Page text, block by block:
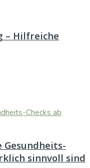
– Hilfreiche
Gesundheits-
sinnvoll sind